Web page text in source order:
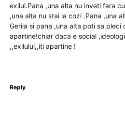
exilul.Pana ,una alta nu inveti fara
,una alta nu stai la cozi .Pana ,una
Gerila si pana ,una alta poti sa pleci
apartine!chiar daca e social
,,exilului,,iti apartine !
Reply